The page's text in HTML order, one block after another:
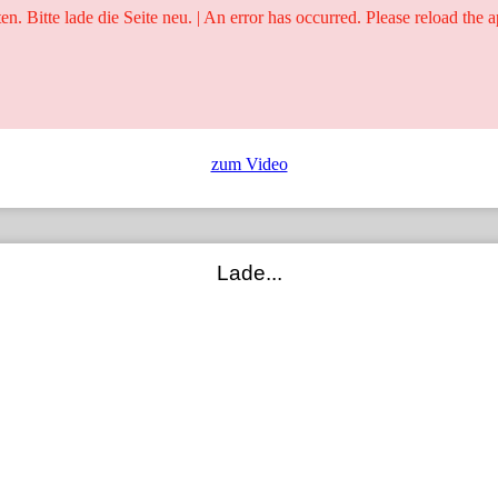
zum Video
Lade...
Bitte lade die Seite neu. | An error has occurred. Please reload the